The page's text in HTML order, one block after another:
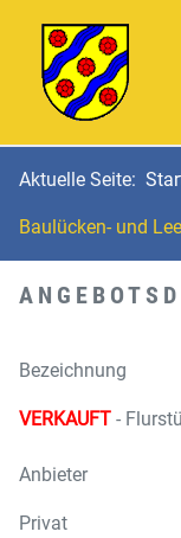
Aktuelle Seite:
Baulücken- und
Bezeichnung
VERKAUFT -
Anbieter
Privat